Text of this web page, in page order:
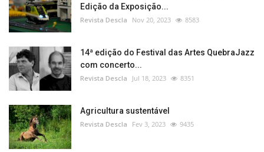
Edição da Exposição...
Revista Descla Nov 20, 2023 8583
14ª edição do Festival das Artes QuebraJazz
com concerto...
Revista Descla Jul 18, 2023 8351
Agricultura sustentável
Revista Descla Fev 3, 2023 9435